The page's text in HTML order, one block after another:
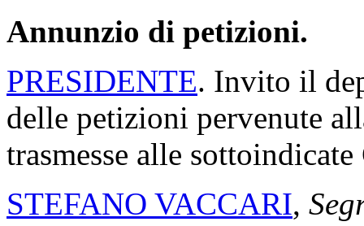
Annunzio di petizioni.
PRESIDENTE. Invito il
delle petizioni pervenute
trasmesse alle
STEFANO VACCARI,